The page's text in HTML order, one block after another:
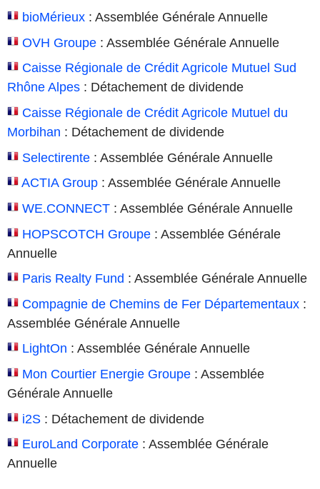
bioMérieux : Assemblée Générale Annuelle
OVH Groupe : Assemblée Générale Annuelle
Caisse Régionale de Crédit Agricole Mutuel Sud
Rhône Alpes : Détachement de dividende
Caisse Régionale de Crédit Agricole Mutuel du
Morbihan : Détachement de dividende
Selectirente : Assemblée Générale Annuelle
ACTIA Group : Assemblée Générale Annuelle
WE.CONNECT : Assemblée Générale Annuelle
HOPSCOTCH Groupe : Assemblée Générale
Annuelle
Paris Realty Fund : Assemblée Générale Annuelle
Compagnie de Chemins de Fer Départementaux :
Assemblée Générale Annuelle
LightOn : Assemblée Générale Annuelle
Mon Courtier Energie Groupe : Assemblée
Générale Annuelle
i2S : Détachement de dividende
EuroLand Corporate : Assemblée Générale
Annuelle